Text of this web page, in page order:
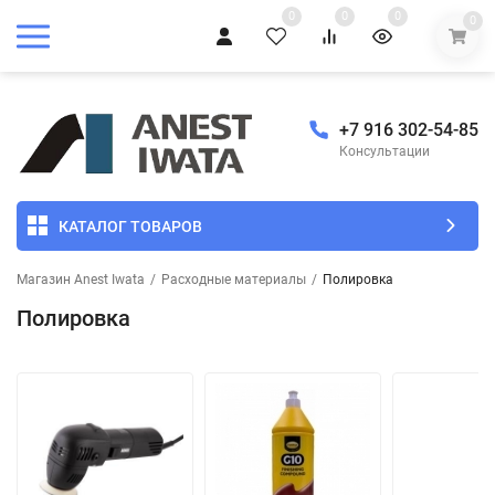
0 0 0 0
+7 916 302-54-85
Консультации
КАТАЛОГ ТОВАРОВ
Магазин Anest Iwata / Расходные материалы / Полировка
Полировка